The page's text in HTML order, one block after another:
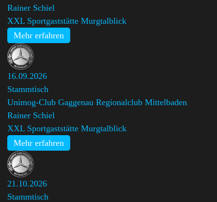
Rainer Schiel
XXL Sportgaststätte Murgtalblick
Mehr erfahren
16.09.2026
Stammtisch
Unimog-Club Gaggenau Regionalclub Mittelbaden
Rainer Schiel
XXL Sportgaststätte Murgtalblick
Mehr erfahren
21.10.2026
Stammtisch